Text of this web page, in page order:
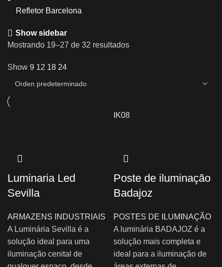
Refletor Barcelona
Show sidebar
Mostrando 19–27 de 32 resultados
Show 9 12 18 24
Luminaria Led
Sevilla
ARMAZENS INDUSTRIAIS
A Luminária Sevilla é a
solução ideal para uma
iluminação cenital de
IK08
Poste de iluminação
Badajoz
POSTES DE ILUMINAÇÃO
A luminária BADAJOZ é a
solução mais completa e
ideal para a iluminação de